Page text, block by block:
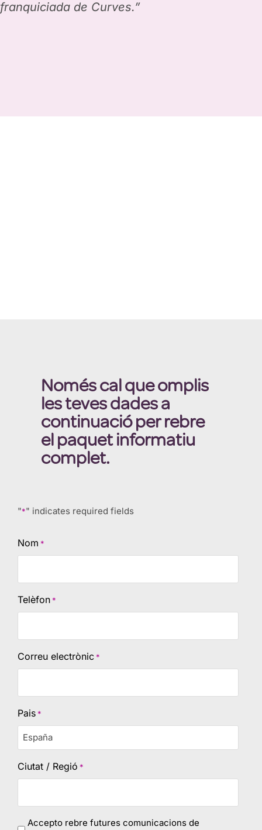
franquiciada de Curves.”
Només cal que omplis
les teves dades a
continuació per rebre
el paquet informatiu
complet.
"*" indicates required fields
Nom *
Telèfon *
Correu electrònic *
Pais *
Ciutat / Regió *
marketing
Accepto rebre futures comunicacions de